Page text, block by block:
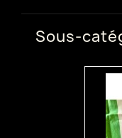
Sous-